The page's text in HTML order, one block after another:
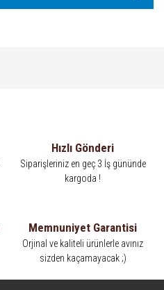
Hızlı Gönderi
Siparişleriniz en geç 3 İş gününde
kargoda !
Memnuniyet Garantisi
Orjinal ve kaliteli ürünlerle avınız
sizden kaçamayacak ;)